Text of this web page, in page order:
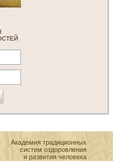
Академия традиционных
систем оздоровления
и развития человека